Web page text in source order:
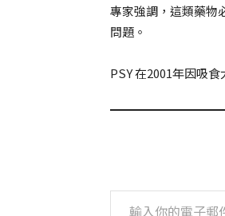
專家強調，這類藥物
問題。
PSY 在2001年因吸
輸入你的電子郵件地址…